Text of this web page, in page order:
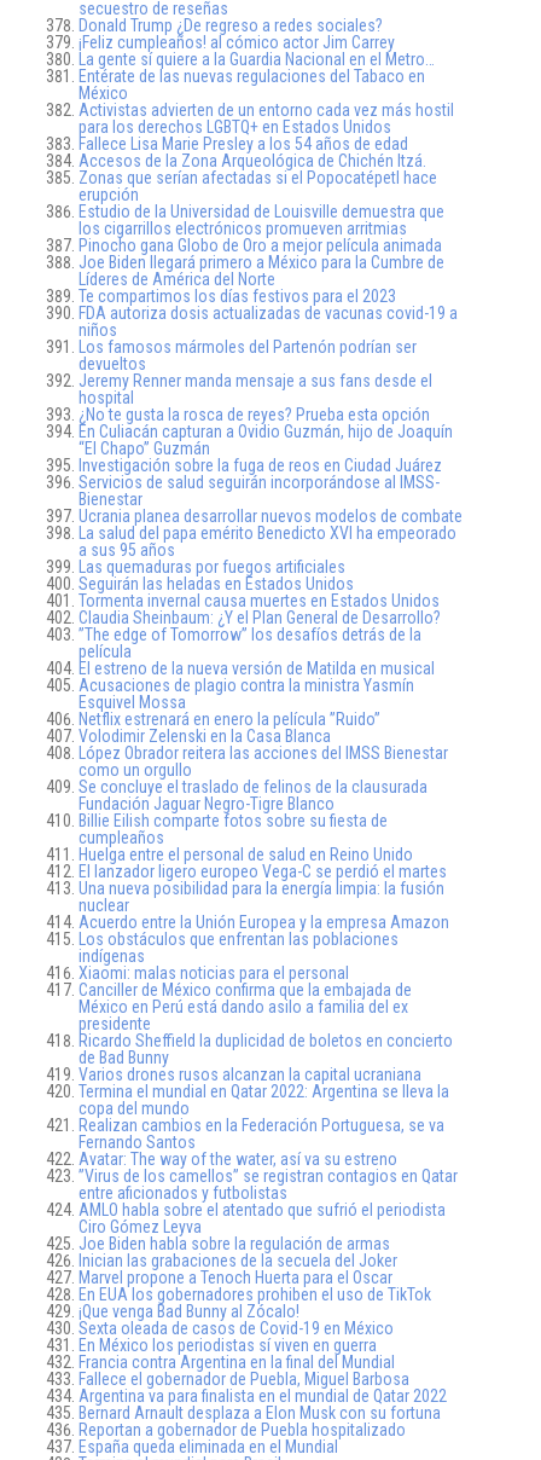
secuestro de reseñas
Donald Trump ¿De regreso a redes sociales?
¡Feliz cumpleaños! al cómico actor Jim Carrey
La gente sí quiere a la Guardia Nacional en el Metro…
Entérate de las nuevas regulaciones del Tabaco en
México
Activistas advierten de un entorno cada vez más hostil
para los derechos LGBTQ+ en Estados Unidos
Fallece Lisa Marie Presley a los 54 años de edad
Accesos de la Zona Arqueológica de Chichén Itzá.
Zonas que serían afectadas si el Popocatépetl hace
erupción
Estudio de la Universidad de Louisville demuestra que
los cigarrillos electrónicos promueven arritmias
Pinocho gana Globo de Oro a mejor película animada
Joe Biden llegará primero a México para la Cumbre de
Líderes de América del Norte
Te compartimos los días festivos para el 2023
FDA autoriza dosis actualizadas de vacunas covid-19 a
niños
Los famosos mármoles del Partenón podrían ser
devueltos
Jeremy Renner manda mensaje a sus fans desde el
hospital
¿No te gusta la rosca de reyes? Prueba esta opción
En Culiacán capturan a Ovidio Guzmán, hijo de Joaquín
“El Chapo” Guzmán
Investigación sobre la fuga de reos en Ciudad Juárez
Servicios de salud seguirán incorporándose al IMSS-
Bienestar
Ucrania planea desarrollar nuevos modelos de combate
La salud del papa emérito Benedicto XVI ha empeorado
a sus 95 años
Las quemaduras por fuegos artificiales
Seguirán las heladas en Estados Unidos
Tormenta invernal causa muertes en Estados Unidos
Claudia Sheinbaum: ¿Y el Plan General de Desarrollo?
”The edge of Tomorrow” los desafíos detrás de la
película
El estreno de la nueva versión de Matilda en musical
Acusaciones de plagio contra la ministra Yasmín
Esquivel Mossa
Netflix estrenará en enero la película ”Ruido”
Volodimir Zelenski en la Casa Blanca
López Obrador reitera las acciones del IMSS Bienestar
como un orgullo
Se concluye el traslado de felinos de la clausurada
Fundación Jaguar Negro-Tigre Blanco
Billie Eilish comparte fotos sobre su fiesta de
cumpleaños
Huelga entre el personal de salud en Reino Unido
El lanzador ligero europeo Vega-C se perdió el martes
Una nueva posibilidad para la energía limpia: la fusión
nuclear
Acuerdo entre la Unión Europea y la empresa Amazon
Los obstáculos que enfrentan las poblaciones
indígenas
Xiaomi: malas noticias para el personal
Canciller de México confirma que la embajada de
México en Perú está dando asilo a familia del ex
presidente
Ricardo Sheffield la duplicidad de boletos en concierto
de Bad Bunny
Varios drones rusos alcanzan la capital ucraniana
Termina el mundial en Qatar 2022: Argentina se lleva la
copa del mundo
Realizan cambios en la Federación Portuguesa, se va
Fernando Santos
Avatar: The way of the water, así va su estreno
”Virus de los camellos” se registran contagios en Qatar
entre aficionados y futbolistas
AMLO habla sobre el atentado que sufrió el periodista
Ciro Gómez Leyva
Joe Biden habla sobre la regulación de armas
Inician las grabaciones de la secuela del Joker
Marvel propone a Tenoch Huerta para el Oscar
En EUA los gobernadores prohiben el uso de TikTok
¡Que venga Bad Bunny al Zócalo!
Sexta oleada de casos de Covid-19 en México
En México los periodistas sí viven en guerra
Francia contra Argentina en la final del Mundial
Fallece el gobernador de Puebla, Miguel Barbosa
Argentina va para finalista en el mundial de Qatar 2022
Bernard Arnault desplaza a Elon Musk con su fortuna
Reportan a gobernador de Puebla hospitalizado
España queda eliminada en el Mundial